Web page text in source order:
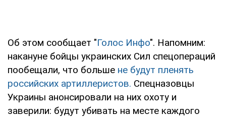
Об этом сообщает "Голос Инфо". Напомним:
накануне бойцы украинских Сил спецопераций
пообещали, что больше не будут пленять
российских артиллеристов. Спецназовцы
Украины анонсировали на них охоту и
заверили: будут убивать на месте каждого